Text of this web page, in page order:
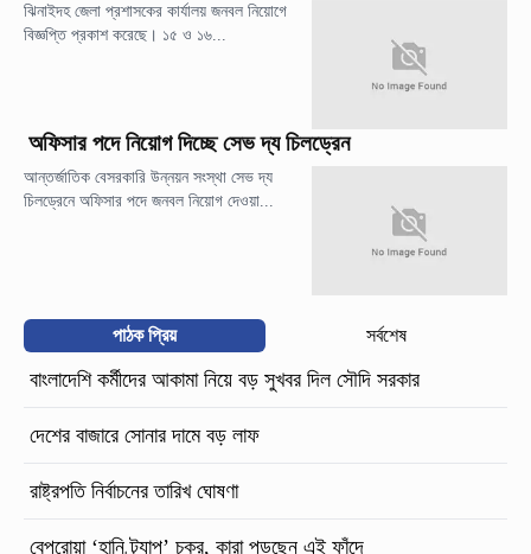
ঝিনাইদহ জেলা প্রশাসকের কার্যালয় জনবল নিয়োগে
বিজ্ঞপ্তি প্রকাশ করেছে। ১৫ ও ১৬...
অফিসার পদে নিয়োগ দিচ্ছে সেভ দ্য চিলড্রেন
আন্তর্জাতিক বেসরকারি উন্নয়ন সংস্থা সেভ দ্য
চিলড্রেনে অফিসার পদে জনবল নিয়োগ দেওয়া...
পাঠক প্রিয় সর্বশেষ
বাংলাদেশি কর্মীদের আকামা নিয়ে বড় সুখবর দিল সৌদি সরকার
দেশের বাজারে সোনার দামে বড় লাফ
রাষ্ট্রপতি নির্বাচনের তারিখ ঘোষণা
বেপরোয়া ‘হানি ট্র্যাপ’ চক্র, কারা পড়ছেন এই ফাঁদে